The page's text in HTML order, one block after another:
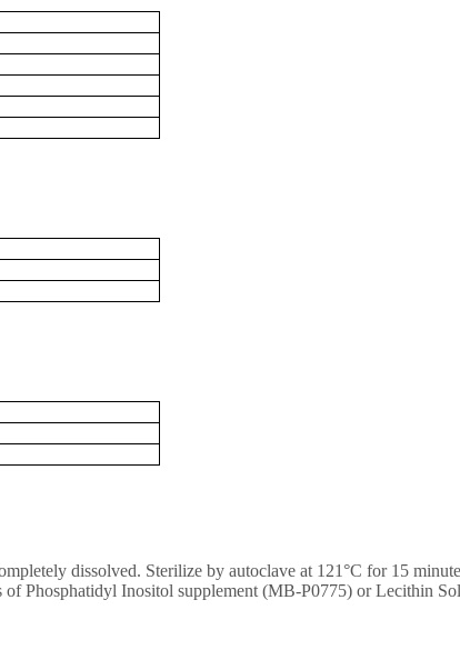
dissolved. Sterilize by autoclave at 121°C for 15
Phosphatidyl Inositol supplement (MB-P0775) or Lecithin